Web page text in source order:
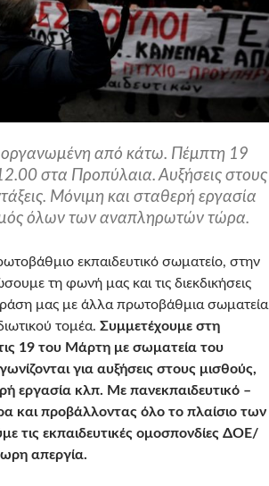
οργανωμένη από κάτω. Πέμπτη 19
στα Προπύλαια. Αυξήσεις στους
Μόνιμη και σταθερή εργασία
όλων των αναπληρωτών τώρα.
εκπαιδευτικό σωματείο, στην
τη φωνή μας και τις διεκδικήσεις
μας με άλλα πρωτοβάθμια σωματεία
τομέα. Συμμετέχουμε στη
19 του Μάρτη με σωματεία του
για αυξήσεις στους μισθούς,
εργασία κλπ. Με πανεκπαιδευτικό –
και προβάλλοντας όλο το πλαίσιο των
τις εκπαιδευτικές ομοσπονδίες ΔΟΕ/
απεργία.